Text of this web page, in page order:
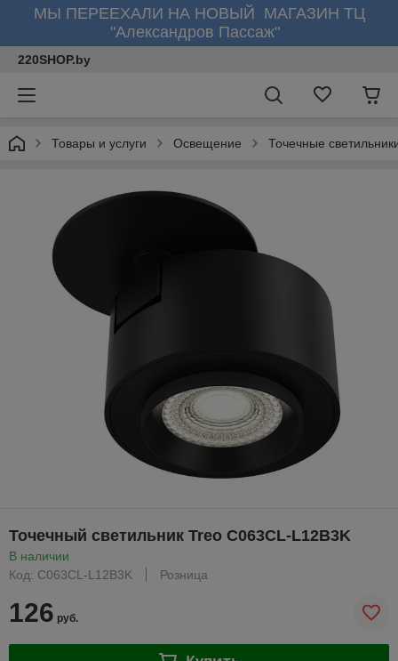
МЫ ПЕРЕЕХАЛИ НА НОВЫЙ МАГАЗИН ТЦ
"Александров Пассаж"
220SHOP.by
Товары и услуги Освещение Точечные
Точечный светильник Treo C063CL-L12B3K
В наличии
Код: C063CL-L12B3K
Розница
126 руб.